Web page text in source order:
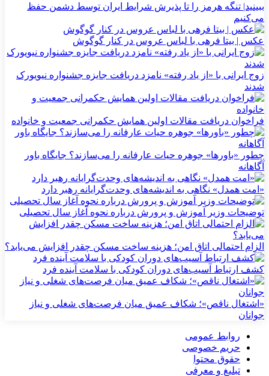
ببینید| تنگه هرمز را تا پذیرش شرایط ایران توسط دشمن حفظ
می‌کنیم
عکس | بیتا فرهی با لباس عروس در کنار گوگوش
زوج ایرانی با «از یاد رفته» نامزد دریافت جایزه جشنواره نیویورک
شدند
فراخوان دریافت مقالات اولین همایش حکمرانی جمعیت و خانواده
چطور «باورها» جوهره حیات عارفانه را می‌سازند؟ جایگاه باور
آگاهانه
«امت همدل» نگاهی به اندیشه‌های وحدت‌گرایانه رهبر دارد
توضیحات وزیر آموزش و پرورش درباره نحوه آغاز سال تحصیلی
الزام احتمالی اتاق امن؛ هزینه ساخت مسکن چقدر افزایش می‌یابد؟
کشف ارتباط آسیب‌های دوران کودکی با سلامت آینده فرد
«اشتغال ناقص»؛ شکاف عمیق میان فرصت‌های شغلی و نیاز
جوانان
روابط عمومی
حریم خصوصی
حقوق محتوا
تبلیغ و معرفی